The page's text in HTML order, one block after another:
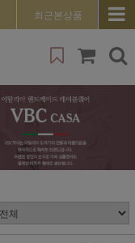
최근본상품